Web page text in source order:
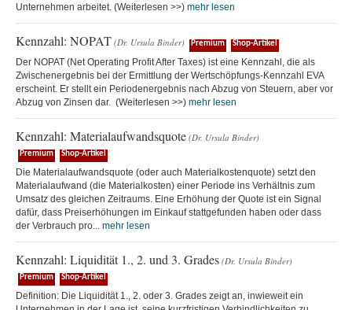
Unternehmen arbeitet. (Weiterlesen >>) mehr lesen
Kennzahl: NOPAT (Dr. Ursula Binder) Premium Shop-Artikel
Der NOPAT (Net Operating Profit After Taxes) ist eine Kennzahl, die als
Zwischenergebnis bei der Ermittlung der Wertschöpfungs-Kennzahl EVA
erscheint. Er stellt ein Periodenergebnis nach Abzug von Steuern, aber vor
Abzug von Zinsen dar. (Weiterlesen >>) mehr lesen
Kennzahl: Materialaufwandsquote (Dr. Ursula Binder)
Premium Shop-Artikel
Die Materialaufwandsquote (oder auch Materialkostenquote) setzt den
Materialaufwand (die Materialkosten) einer Periode ins Verhältnis zum
Umsatz des gleichen Zeitraums. Eine Erhöhung der Quote ist ein Signal
dafür, dass Preiserhöhungen im Einkauf stattgefunden haben oder dass
der Verbrauch pro... mehr lesen
Kennzahl: Liquidität 1., 2. und 3. Grades (Dr. Ursula Binder)
Premium Shop-Artikel
Definition: Die Liquidität 1., 2. oder 3. Grades zeigt an, inwieweit ein